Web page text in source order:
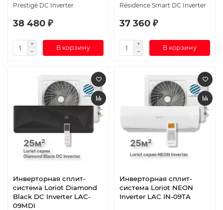
Prestigè DC Inverter
38 480 ₽
В корзину
Résidence Smart DC Inverter
37 360 ₽
В корзину
Инверторная сплит-
система Loriot Diamond
Black DC Inverter LAC-
09MDI
Инверторная сплит-
система Loriot NEON
Inverter LAC IN-09TA